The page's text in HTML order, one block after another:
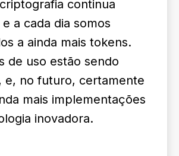
continua
a cada dia somos
a ainda mais tokens.
de uso estão sendo
e, no futuro, certamente
mais implementações
inovadora.